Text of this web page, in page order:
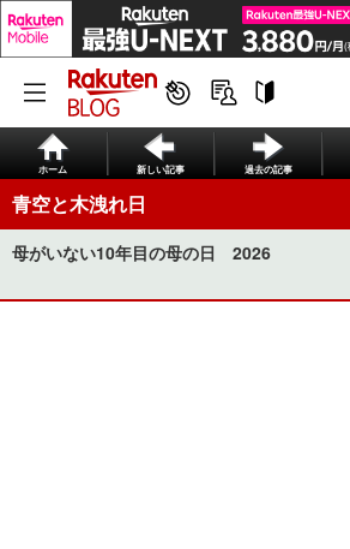
ホーム 新しい記事 過去の記事
青空と木洩れ日
母がいない10年目の母の日 2026